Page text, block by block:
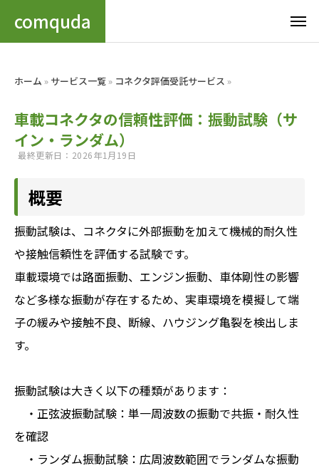
comquda
ホーム » サービス一覧» コネクタ評価受託サービス »
車載コネクタの信頼性評価：振動試験（サ
イン・ランダム）
最終更新日：2026年1月19日
概要
振動試験は、コネクタに外部振動を加えて機械的耐久性
や接触信頼性を評価する試験です。
車載環境では路面振動、エンジン振動、車体剛性の影響
など多様な振動が存在するため、実車環境を模擬して端
子の緩みや接触不良、断線、ハウジング亀裂を検出しま
す。
振動試験は大きく以下の種類があります：
・正弦波振動試験：単一周波数の振動で共振・耐久性
を確認
・ ランダム振動試験：広周波数範囲でランダムな振動